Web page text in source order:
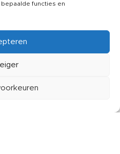
functies en